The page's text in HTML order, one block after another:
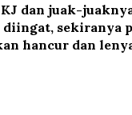
dan juak-
diingat, sekiranya
hancur dan